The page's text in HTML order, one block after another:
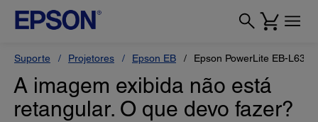
Suporte Projetores Epson EB Epson PowerLite EB-
A imagem exibida não está
retangular. O que devo fazer?